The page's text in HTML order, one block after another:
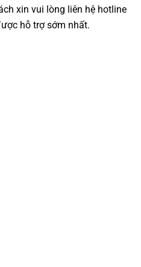
xin vui lòng liên hệ hotline
hỗ trợ sớm nhất.